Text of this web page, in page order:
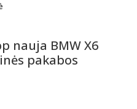
nauja BMW X6
pakabos